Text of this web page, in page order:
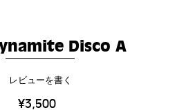
Disco A
レビューを書く
¥3,500